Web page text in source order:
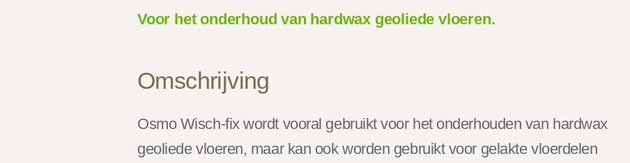
Voor het onderhoud van hardwax geoliede vloeren.
Omschrijving
Osmo Wisch-fix wordt vooral gebruikt voor het onderhouden van hardwax
geoliede vloeren, maar kan ook worden gebruikt voor gelakte vloerdelen